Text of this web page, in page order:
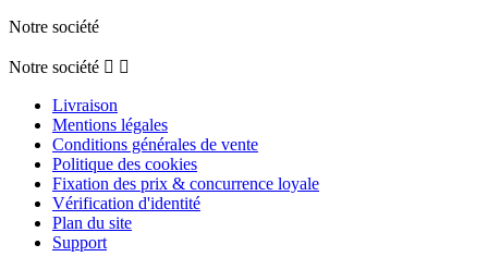
Notre société
Notre société  
Livraison
Mentions légales
Conditions générales de vente
Politique des cookies
Fixation des prix & concurrence loyale
Vérification d'identité
Plan du site
Support